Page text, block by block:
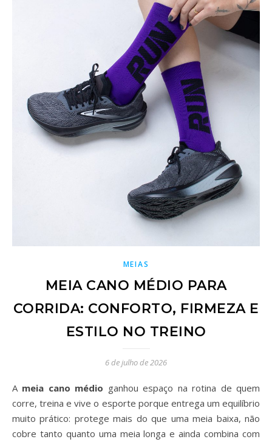
MEIAS
MEIA CANO MÉDIO PARA
CORRIDA: CONFORTO, FIRMEZA E
ESTILO NO TREINO
6 de julho de 2026
A meia cano médio ganhou espaço na rotina de quem
corre, treina e vive o esporte porque entrega um equilíbrio
muito prático: protege mais do que uma meia baixa, não
cobre tanto quanto uma meia longa e ainda combina com